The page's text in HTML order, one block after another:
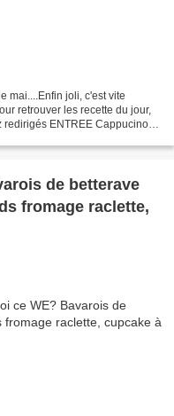
mai....Enfin joli, c'est vite
retrouver les recette du jour,
redirigés ENTREE Cappucino
de betterave
fromage raclette,